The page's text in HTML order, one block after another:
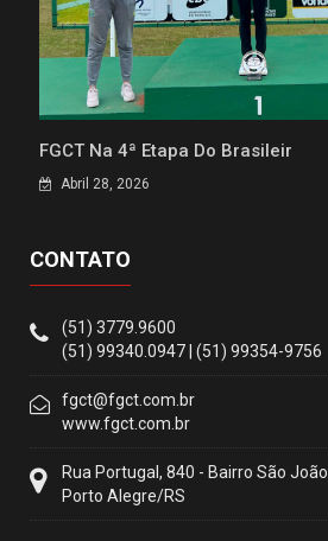
FGCT Na 4ª Etapa Do Brasileir
Abril 28, 2026
CONTATO
(51) 3779.9600
(51) 99340.0947 | (51) 99354-9756
fgct@fgct.com.br
www.fgct.com.br
Rua Portugal, 840 - Bairro São João
Porto Alegre/RS